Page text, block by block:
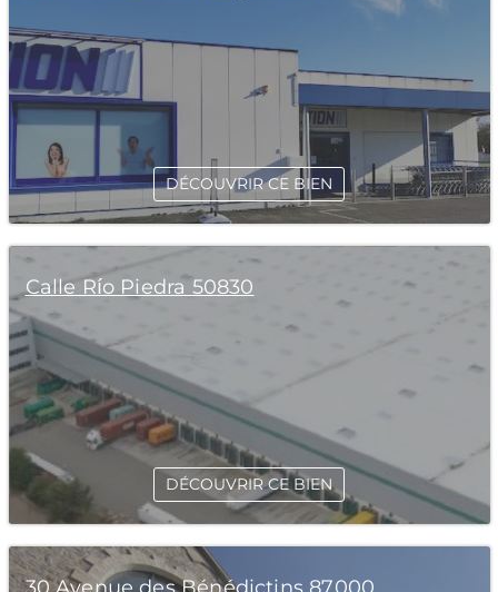
DÉCOUVRIR CE BIEN
Calle Río Piedra 50830
DÉCOUVRIR CE BIEN